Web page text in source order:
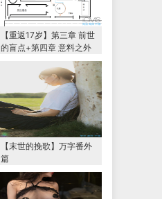
【重返17岁】第三章 前世
的盲点+第四章 意料之外
的相认+番外篇（本文为女
主第一视角，两万字更
【末世的挽歌】万字番外
篇